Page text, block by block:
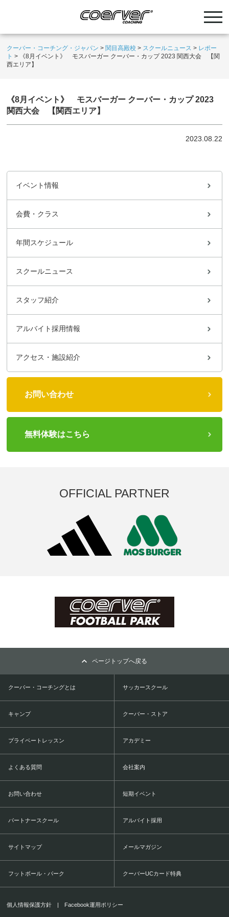
クーバー・コーチング・ジャパン > 関目高殿校 > スクールニュース > レポー
ト >
《8月イベント》 モスバーガー クーバー・カップ 2023 関西大会 【関
西エリア】
《8月イベント》 モスバーガー クーバー・カップ 2023
関西大会 【関西エリア】
2023.08.22
イベント情報
会費・クラス
年間スケジュール
スクールニュース
スタッフ紹介
アルバイト採用情報
アクセス・施設紹介
お問い合わせ
無料体験はこちら
OFFICIAL PARTNER
ページトップへ戻る
クーバー・コーチングとは サッカースクール
キャンプ クーバー・ストア
プライベートレッスン アカデミー
よくある質問 会社案内
お問い合わせ 短期イベント
パートナースクール アルバイト採用
サイトマップ メールマガジン
フットボール・パーク クーバーUCカード特典
個人情報保護方針 | Facebook運用ポリシー